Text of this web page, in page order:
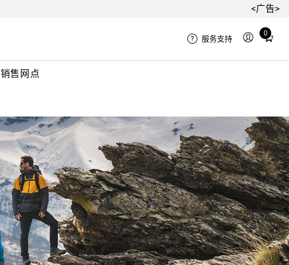
<广告>
销售网点
服务支持
0
Total
in